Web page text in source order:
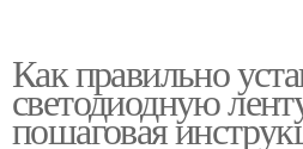
Как правильно
светодиодную
пошаговая